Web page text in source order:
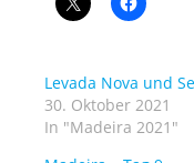
Levada Nova und
30. Oktober 2021
In "Madeira 2021"